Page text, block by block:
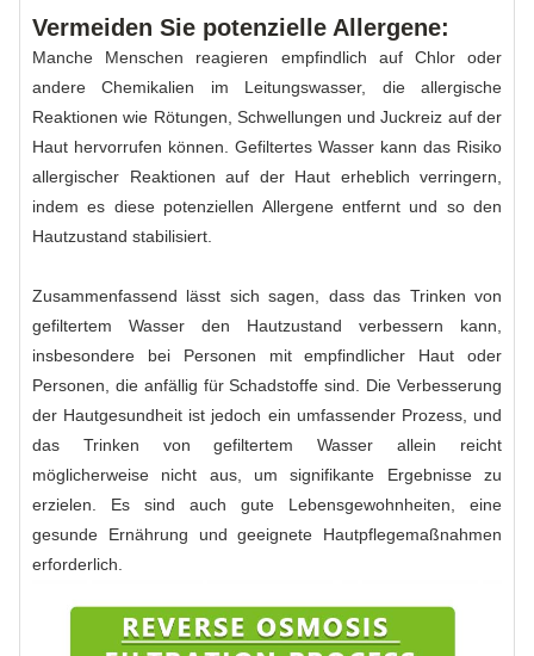
Vermeiden Sie potenzielle Allergene:
Manche Menschen reagieren empfindlich auf Chlor oder
andere Chemikalien im Leitungswasser, die allergische
Reaktionen wie Rötungen, Schwellungen und Juckreiz auf der
Haut hervorrufen können. Gefiltertes Wasser kann das Risiko
allergischer Reaktionen auf der Haut erheblich verringern,
indem es diese potenziellen Allergene entfernt und so den
Hautzustand stabilisiert.
Zusammenfassend lässt sich sagen, dass das Trinken von
gefiltertem Wasser den Hautzustand verbessern kann,
insbesondere bei Personen mit empfindlicher Haut oder
Personen, die anfällig für Schadstoffe sind. Die Verbesserung
der Hautgesundheit ist jedoch ein umfassender Prozess, und
das Trinken von gefiltertem Wasser allein reicht
möglicherweise nicht aus, um signifikante Ergebnisse zu
erzielen. Es sind auch gute Lebensgewohnheiten, eine
gesunde Ernährung und geeignete Hautpflegemaßnahmen
erforderlich.